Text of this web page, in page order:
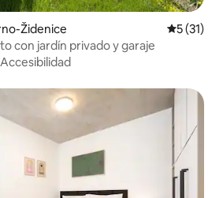
Židenice
5 (31)
con jardín privado y garaje
Accesibilidad